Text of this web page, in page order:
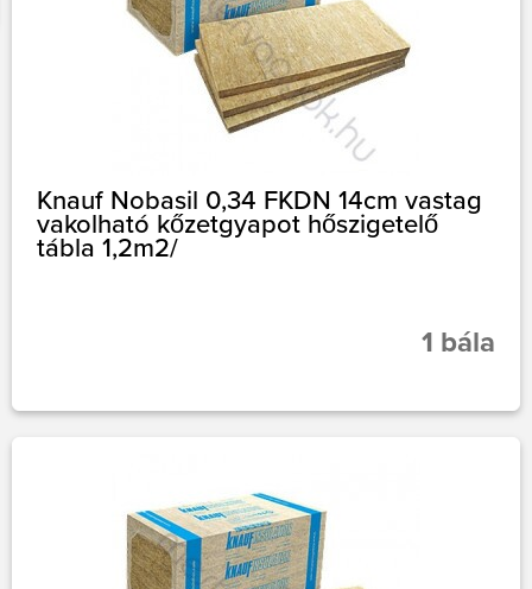
Knauf Nobasil 0,34 FKDN 14cm vastag
vakolható kőzetgyapot hőszigetelő
tábla 1,2m2/
1 bála